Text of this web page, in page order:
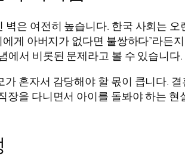
은 여전히 높습니다. 한국 사회는
게 아버지가 없다면 불쌍하다”라든
에서 비롯된 문제라고 볼 수 있습니다.
혼자서 감당해야 할 몫이 큽니다.
장을 다니면서 아이를 돌봐야 하는